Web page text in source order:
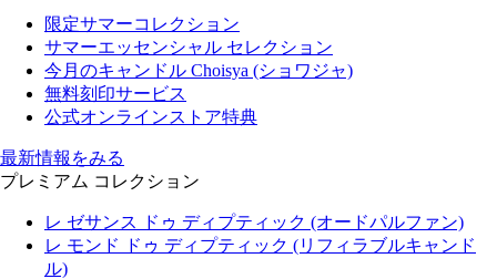
限定サマーコレクション
サマーエッセンシャル セレクション
今月のキャンドル Choisya (ショワジャ)
無料刻印サービス
公式オンラインストア特典
最新情報をみる
プレミアム コレクション
レ ゼサンス ドゥ ディプティック (オードパルファン)
レ モンド ドゥ ディプティック (リフィラブルキャンド
ル)